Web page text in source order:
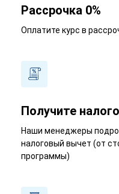
Рассрочка 0%
Оплатите курс в
Получите
Наши менеджеры
налоговый вычет (от
программы)